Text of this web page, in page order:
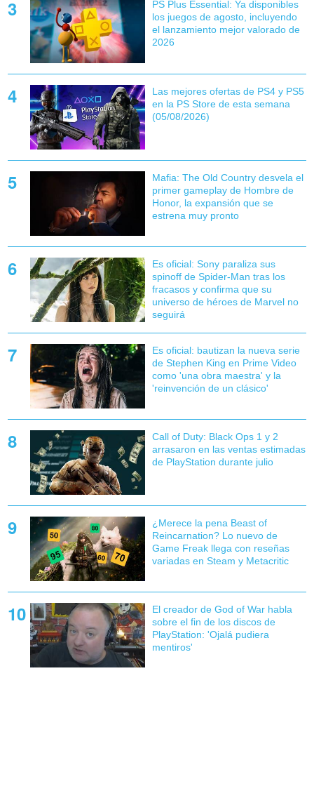
PS Plus Essential: Ya disponibles
los juegos de agosto, incluyendo
el lanzamiento mejor valorado de
2026
Las mejores ofertas de PS4 y PS5
en la PS Store de esta semana
(05/08/2026)
Mafia: The Old Country desvela el
primer gameplay de Hombre de
Honor, la expansión que se
estrena muy pronto
Es oficial: Sony paraliza sus
spinoff de Spider-Man tras los
fracasos y confirma que su
universo de héroes de Marvel no
seguirá
Es oficial: bautizan la nueva serie
de Stephen King en Prime Video
como 'una obra maestra' y la
'reinvención de un clásico'
Call of Duty: Black Ops 1 y 2
arrasaron en las ventas estimadas
de PlayStation durante julio
¿Merece la pena Beast of
Reincarnation? Lo nuevo de
Game Freak llega con reseñas
variadas en Steam y Metacritic
El creador de God of War habla
sobre el fin de los discos de
PlayStation: 'Ojalá pudiera
mentiros'